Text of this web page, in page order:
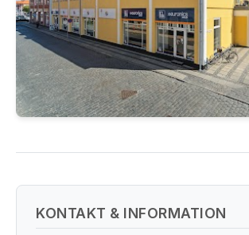
KONTAKT & INFORMATION